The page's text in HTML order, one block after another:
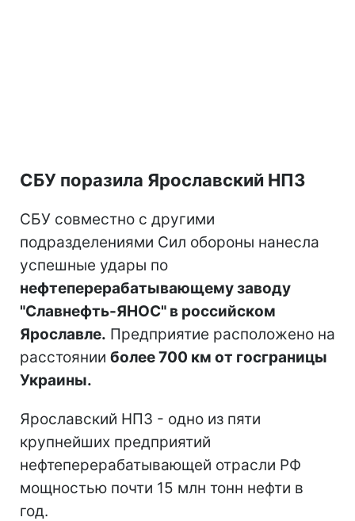
СБУ поразила Ярославский НПЗ
СБУ совместно с другими
подразделениями Сил обороны нанесла
успешные удары по
нефтеперерабатывающему заводу
"Славнефть-ЯНОС" в российском
Ярославле. Предприятие расположено на
расстоянии более 700 км от госграницы
Украины.
Ярославский НПЗ - одно из пяти
крупнейших предприятий
нефтеперерабатывающей отрасли РФ
мощностью почти 15 млн тонн нефти в
год.